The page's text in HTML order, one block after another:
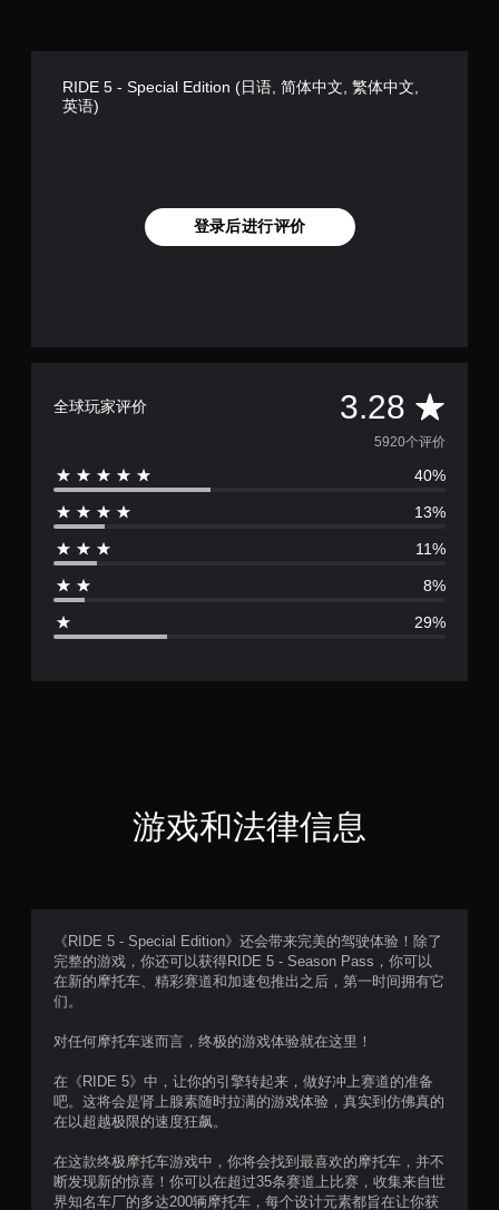
RIDE 5 - Special Edition (日语, 简体中文, 繁体中文,
英语)
登录后进行评价
全球玩家评价 3.28 平
均
评
价
8
5
颗
5
9
2
5920个评价
40%
13%
11%
8%
29%
游戏和法律信息
《RIDE 5 - Special Edition》还会带来完美的驾驶体验！除了
完整的游戏，你还可以获得RIDE 5 - Season Pass，你可以
在新的摩托车、精彩赛道和加速包推出之后，第一时间拥有它
们。
对任何摩托车迷而言，终极的游戏体验就在这里！
在《RIDE 5》中，让你的引擎转起来，做好冲上赛道的准备
吧。这将会是肾上腺素随时拉满的游戏体验，真实到仿佛真的
在以超越极限的速度狂飙。
在这款终极摩托车游戏中，你将会找到最喜欢的摩托车，并不
断发现新的惊喜！你可以在超过35条赛道上比赛，收集来自世
界知名车厂的多达200辆摩托车，每个设计元素都旨在让你获